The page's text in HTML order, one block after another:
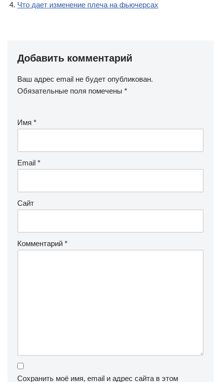
Что дает изменение плеча на фьючерсах
Добавить комментарий
Ваш адрес email не будет опубликован.
Обязательные поля помечены *
Имя *
Email *
Сайт
Комментарий *
Сохранить моё имя, email и адрес сайта в этом